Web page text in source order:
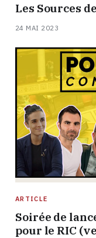
Les Sources
24 MAI 2023
ARTICLE
Soirée de
pour le RIC